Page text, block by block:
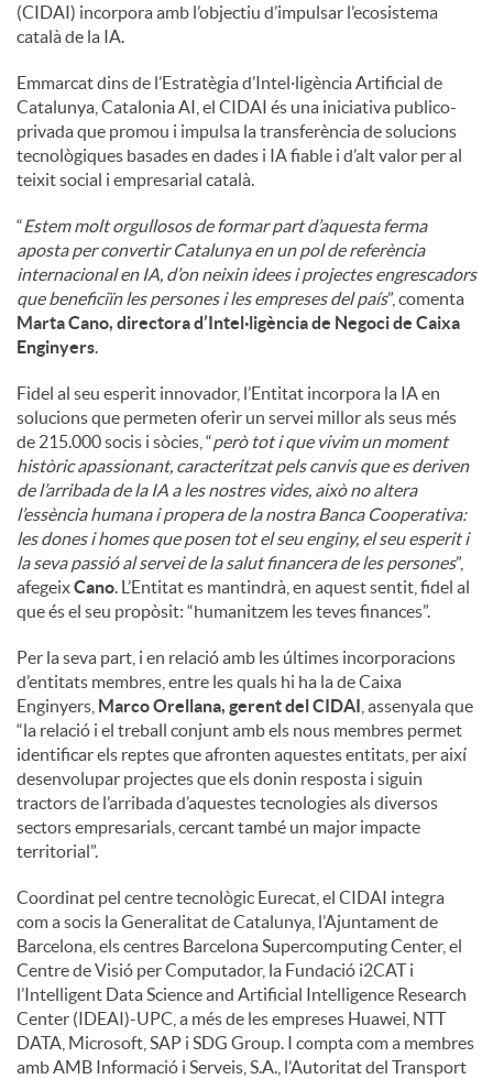
(CIDAI) incorpora amb l’objectiu d’impulsar l’ecosistema
català de la IA.
Emmarcat dins de l’Estratègia d’Intel·ligència Artificial de
Catalunya, Catalonia AI, el CIDAI és una iniciativa publico-
privada que promou i impulsa la transferència de solucions
tecnològiques basades en dades i IA fiable i d’alt valor per al
teixit social i empresarial català.
“Estem molt orgullosos de formar part d’aquesta ferma
aposta per convertir Catalunya en un pol de referència
internacional en IA, d’on neixin idees i projectes engrescadors
que beneficiïn les persones i les empreses del país”, comenta
MartaCano, directora d’Intel·ligència de Negoci de Caixa
Enginyers.
Fidel al seu esperit innovador, l’Entitat incorpora la IA en
solucions que permeten oferir un servei millor als seus més
de 215.000 socis i sòcies, “però tot i que vivim un moment
històric apassionant, caracteritzat pels canvis que es deriven
de l’arribada de la IA a les nostres vides, això no altera
l’essència humana i propera de la nostra Banca Cooperativa:
les dones i homes que posen tot el seu enginy, el seu esperit i
la seva passió al servei de la salut financera de les persones”,
afegeixCano. L’Entitat es mantindrà, en aquest sentit, fidel al
que és el seu propòsit: “humanitzem les teves finances”.
Per la seva part, i en relació amb les últimes incorporacions
d’entitats membres, entre les quals hi ha la de Caixa
Enginyers, Marco Orellana, gerent del CIDAI , assenyala que
“la relació i el treball conjunt amb els nous membres permet
identificar els reptes que afronten aquestes entitats, per així
desenvolupar projectes que els donin resposta i siguin
tractors de l’arribada d’aquestes tecnologies als diversos
sectors empresarials, cercant també un major impacte
territorial”.
Coordinat pel centre tecnològic Eurecat, el CIDAI integra
com a socis la Generalitat de Catalunya, l’Ajuntament de
Barcelona, els centres Barcelona Supercomputing Center, el
Centre de Visió per Computador, la Fundació i2CAT i
l’Intelligent Data Science and Artificial Intelligence Research
Center (IDEAI)-UPC, a més de les empreses Huawei, NTT
DATA, Microsoft, SAP i SDG Group. I compta com a membres
amb AMB Informació i Serveis, S.A., l’Autoritat del Transport